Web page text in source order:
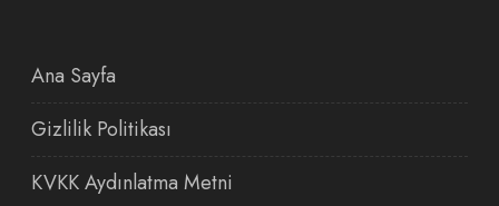
Ana Sayfa
Gizlilik Politikası
KVKK Aydınlatma Metni